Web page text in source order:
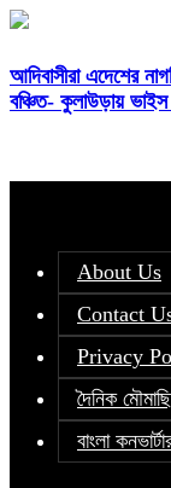
আদিবাসীরা এদেশের
বঞ্চিত- কুলাউড়ায়
About Us
Contact
Privacy
দৈনিক
বাংলা